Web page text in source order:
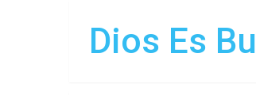
Dios Es